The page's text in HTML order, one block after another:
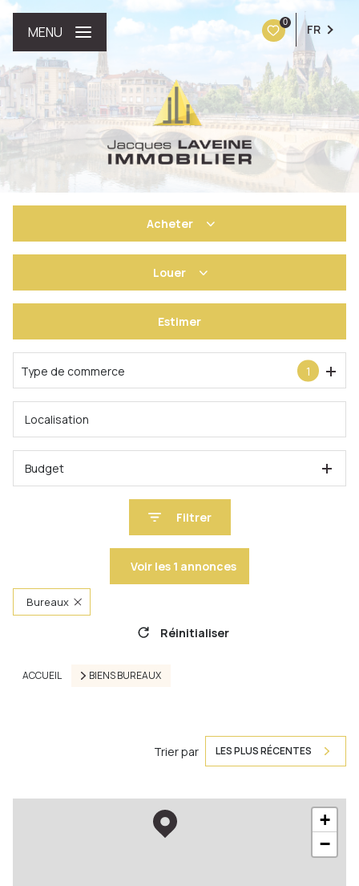
0 FR
MENU
Acheter
Louer
De l'immo pro
Estimer
Type de commerce 1
Budget
Filtrer
Voir les 1 annonces
Bureaux
Réinitialiser
ACCUEIL BIENS BUREAUX
Trier par LES PLUS RÉCENTES
+
−